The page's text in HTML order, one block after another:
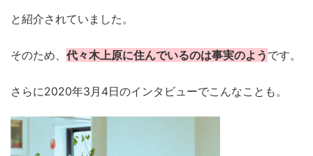
と紹介されていました。
そのため、 代々木上原に住んでいるのは事実のよう です。
さらに2020年3月4日のインタビューでこんなことも。